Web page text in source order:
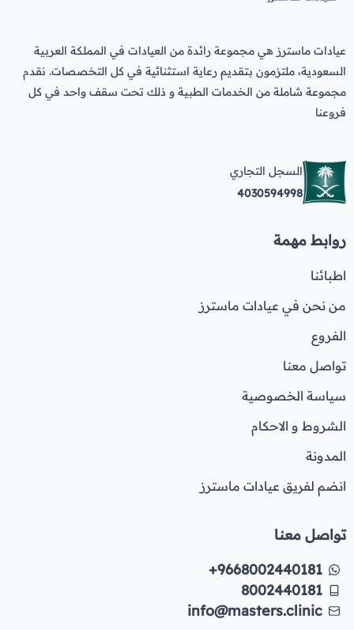
عيادات ماسترز هي مجموعة رائدة من العيادات في المملكة العربية
السعودية، ملتزمون بتقديم رعاية استثنائية في كل التخصصات. نقدم
مجموعة شاملة من الخدمات الطبية و ذلك تحت سقف واحد في كل
فروعنا
السجل التجاري
4030594998
روابط مهمة
اطبائنا
من نحن في عيادات ماسترز
الفروع
تواصل معنا
سياسة الخصوصية
الشروط و الاحكام
المدونة
انضم لفريق عيادات ماسترز
تواصل معنا
+9668002440181
8002440181
info@masters.clinic